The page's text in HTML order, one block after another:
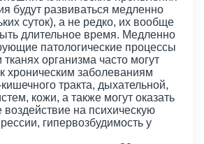
будут развиваться медленно
суток), а не редко, их вообще
длительное время. Медленно
патологические процессы
тканях организма часто могут
хроническим заболеваниям
тракта, дыхательной,
кожи, а также могут оказать
воздействие на психическую
гипервозбудимость у